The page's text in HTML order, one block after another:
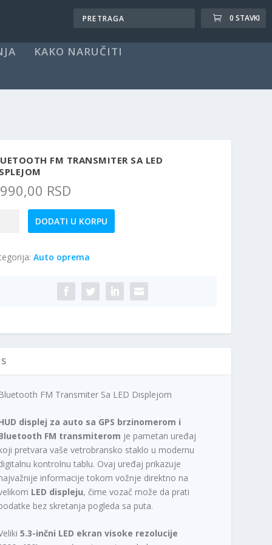
0 STAVKI
KAKO NARUČITI
FM TRANSMITER SA LED
RSD
DODATI U KORPU
Auto oprema
Bluetooth FM Transmiter Sa LED Displejom
displej za auto sa GPS brzinomerom i
FM transmiterom je pametan uređaj
pretvara vaše vetrobransko staklo u modernu
kontrolnu tablu. Ovaj uređaj prikazuje
informacije tokom vožnje direktno na
LED displeju, čime vozač može da prati
bez skretanja pogleda sa puta.
5.3-inčni LED ekran visoke rezolucije